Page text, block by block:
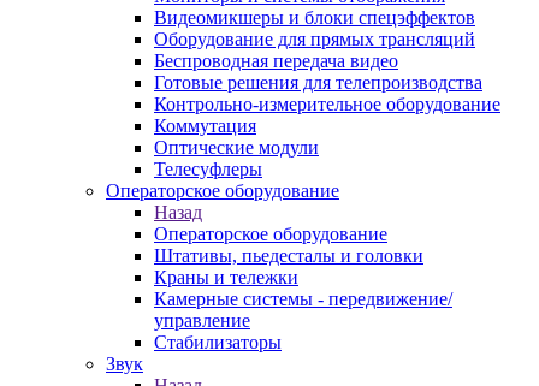
Видеомикшеры и блоки спецэффектов
Оборудование для прямых трансляций
Беспроводная передача видео
Готовые решения для телепроизводства
Контрольно-измерительное оборудование
Коммутация
Оптические модули
Телесуфлеры
Операторское оборудование
Назад
Операторское оборудование
Штативы, пьедесталы и головки
Краны и тележки
Камерные системы - передвижение/
управление
Стабилизаторы
Звук